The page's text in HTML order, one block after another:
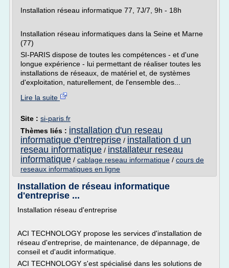
Installation réseau informatique 77, 7J/7, 9h - 18h
Installation réseau informatiques dans la Seine et Marne
(77)
SI-PARIS dispose de toutes les compétences - et d'une
longue expérience - lui permettant de réaliser toutes les
installations de réseaux, de matériel et, de systèmes
d'exploitation, naturellement, de l'ensemble des...
Lire la suite
Site : si-paris.fr
Thèmes liés : installation d'un reseau
informatique d'entreprise / installation d un
reseau informatique / installateur reseau
informatique / cablage reseau informatique / cours de
reseaux informatiques en ligne
Installation de réseau informatique
d'entreprise ...
Installation réseau d'entreprise
ACI TECHNOLOGY propose les services d'installation de
réseau d'entreprise, de maintenance, de dépannage, de
conseil et d'audit informatique.
ACI TECHNOLOGY s'est spécialisé dans les solutions de